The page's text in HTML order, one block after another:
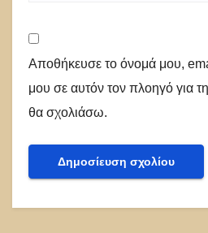
Αποθήκευσε το όνομά μου,
μου σε αυτόν τον πλοηγό για
θα σχολιάσω.